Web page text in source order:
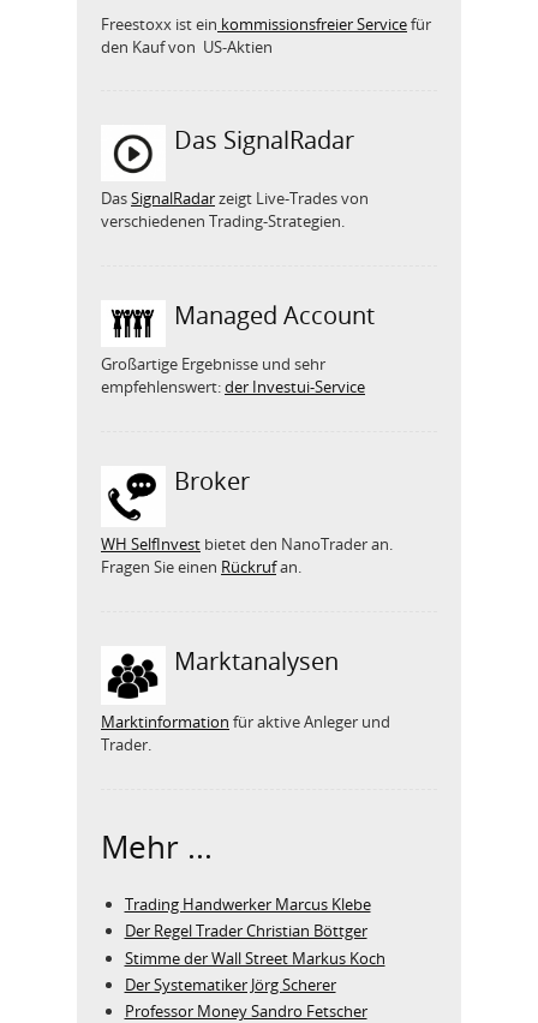
Freestoxx ist ein kommissionsfreier Servicefür
den Kauf von US-Aktien
Das SignalRadar
DasSignalRadarzeigt Live-Trades von
verschiedenen Trading-Strategien.
Managed Account
Großartige Ergebnisse und sehr
empfehlenswert:der Investui-Service
Broker
WH SelfInvest bietet den NanoTrader an.
Fragen Sie einen Rückrufan.
Marktanalysen
Marktinformation für aktive Anleger und
Trader.
Mehr ...
Trading Handwerker Marcus Klebe
Der Regel Trader Christian Böttger
Stimme der Wall Street Markus Koch
Der Systematiker Jörg Scherer
Professor Money Sandro Fetscher